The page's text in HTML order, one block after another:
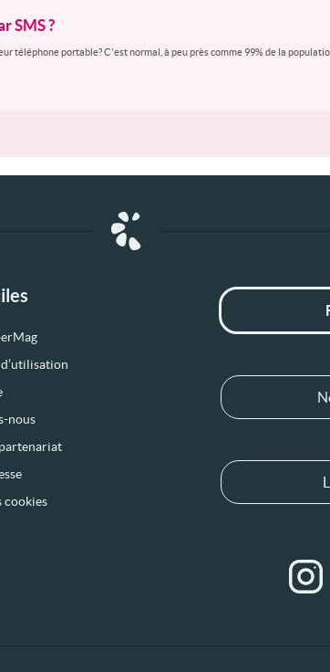
SMS ?
téléphone portable? C'est normal, à peu près comme 99% de la
nous
cookies